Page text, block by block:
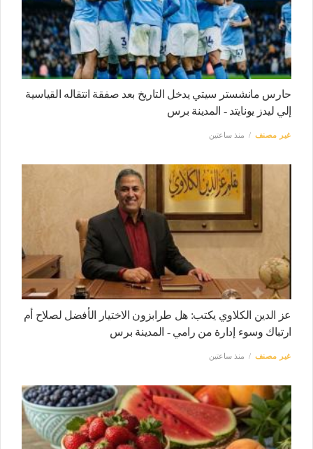
حارس مانشستر سيتي يدخل التاريخ بعد صفقة انتقاله القياسية
إلي ليدز يونايتد - المدينة برس
غير مصنف منذ ساعتين
عز الدين الكلاوي يكتب: هل طرابزون الاختيار الأفضل لصلاح أم
ارتباك وسوء إدارة من رامي - المدينة برس
غير مصنف منذ ساعتين